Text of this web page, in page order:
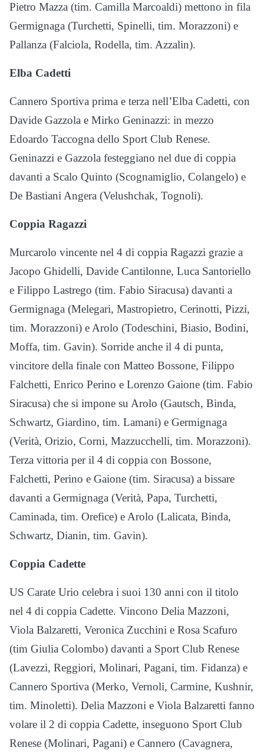
Pietro Mazza (tim. Camilla Marcoaldi) mettono in fila
Germignaga (Turchetti, Spinelli, tim. Morazzoni) e
Pallanza (Falciola, Rodella, tim. Azzalin).
Elba Cadetti
Cannero Sportiva prima e terza nell’Elba Cadetti, con
Davide Gazzola e Mirko Geninazzi: in mezzo
Edoardo Taccogna dello Sport Club Renese.
Geninazzi e Gazzola festeggiano nel due di coppia
davanti a Scalo Quinto (Scognamiglio, Colangelo) e
De Bastiani Angera (Velushchak, Tognoli).
Coppia Ragazzi
Murcarolo vincente nel 4 di coppia Ragazzi grazie a
Jacopo Ghidelli, Davide Cantilonne, Luca Santoriello
e Filippo Lastrego (tim. Fabio Siracusa) davanti a
Germignaga (Melegari, Mastropietro, Cerinotti, Pizzi,
tim. Morazzoni) e Arolo (Todeschini, Biasio, Bodini,
Moffa, tim. Gavin). Sorride anche il 4 di punta,
vincitore della finale con Matteo Bossone, Filippo
Falchetti, Enrico Perino e Lorenzo Gaione (tim. Fabio
Siracusa) che si impone su Arolo (Gautsch, Binda,
Schwartz, Giardino, tim. Lamani) e Germignaga
(Verità, Orizio, Corni, Mazzucchelli, tim. Morazzoni).
Terza vittoria per il 4 di coppia con Bossone,
Falchetti, Perino e Gaione (tim. Siracusa) a bissare
davanti a Germignaga (Verità, Papa, Turchetti,
Caminada, tim. Orefice) e Arolo (Lalicata, Binda,
Schwartz, Dianin, tim. Gavin).
Coppia Cadette
US Carate Urio celebra i suoi 130 anni con il titolo
nel 4 di coppia Cadette. Vincono Delia Mazzoni,
Viola Balzaretti, Veronica Zucchini e Rosa Scafuro
(tim Giulia Colombo) davanti a Sport Club Renese
(Lavezzi, Reggiori, Molinari, Pagani, tim. Fidanza) e
Cannero Sportiva (Merko, Vernoli, Carmine, Kushnir,
tim. Minoletti). Delia Mazzoni e Viola Balzaretti fanno
volare il 2 di coppia Cadette, inseguono Sport Club
Renese (Molinari, Pagani) e Cannero (Cavagnera,